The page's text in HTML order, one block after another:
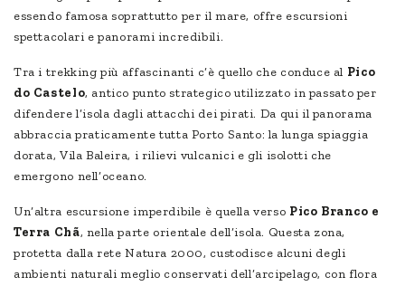
essendo famosa soprattutto per il mare, offre escursioni
spettacolari e panorami incredibili.
Tra i trekking più affascinanti c’è quello che conduce al Pico
do Castelo, antico punto strategico utilizzato in passato per
difendere l’isola dagli attacchi dei pirati. Da qui il panorama
abbraccia praticamente tutta Porto Santo: la lunga spiaggia
dorata, Vila Baleira, i rilievi vulcanici e gli isolotti che
emergono nell’oceano.
Un’altra escursione imperdibile è quella verso Pico Branco e
Terra Chã, nella parte orientale dell’isola. Questa zona,
protetta dalla rete Natura 2000, custodisce alcuni degli
ambienti naturali meglio conservati dell’arcipelago, con flora